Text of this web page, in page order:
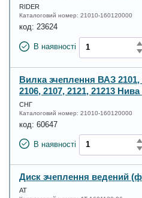
RIDER
Каталоговий номер: 21010-160120000
код: 23624
В наявності
Вилка зчеплення ВАЗ 2101,
2106, 2107, 2121, 21213
СНГ
Каталоговий номер: 21010-160120000
код: 60647
В наявності
Диск зчеплення ведений
АТ